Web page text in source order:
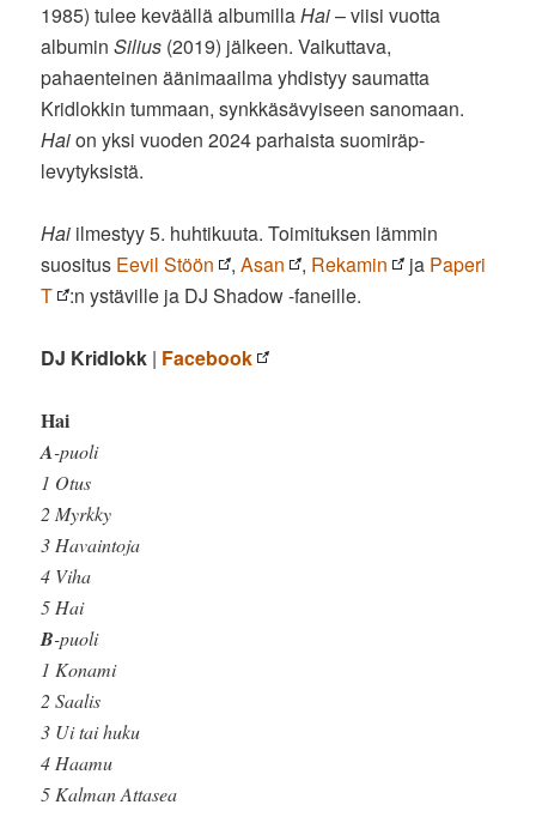
1985) tulee keväällä albumillaHai– viisi vuotta
albuminSilius (2019) jälkeen. Vaikuttava,
pahaenteinen äänimaailma yhdistyy saumatta
Kridlokkin tummaan, synkkäsävyiseen sanomaan.
Haion yksi vuoden 2024 parhaista suomiräp-
levytyksistä.
Hai ilmestyy 5. huhtikuuta. Toimituksen lämmin
suositus Eevil Stöön ,Asan , Rekamin ja Paperi
T
:n ystäville ja DJ Shadow -faneille.
DJ Kridlokk | Facebook
Hai
A-puoli
1 Otus
2 Myrkky
3 Havaintoja
4 Viha
5 Hai
B-puoli
1 Konami
2 Saalis
3 Ui tai huku
4 Haamu
5 Kalman Attasea